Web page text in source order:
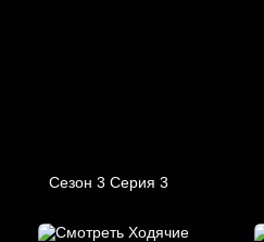
Сезон 3 Серия 3